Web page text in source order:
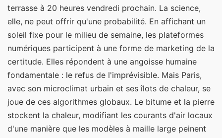
terrasse à 20 heures vendredi prochain. La science,
elle, ne peut offrir qu'une probabilité. En affichant un
soleil fixe pour le milieu de semaine, les plateformes
numériques participent à une forme de marketing de la
certitude. Elles répondent à une angoisse humaine
fondamentale : le refus de l'imprévisible. Mais Paris,
avec son microclimat urbain et ses îlots de chaleur, se
joue de ces algorithmes globaux. Le bitume et la pierre
stockent la chaleur, modifiant les courants d'air locaux
d'une manière que les modèles à maille large peinent